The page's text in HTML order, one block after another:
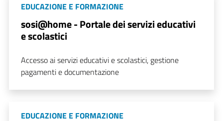
EDUCAZIONE E FORMAZIONE
sosi@home - Portale dei servizi educativi
e scolastici
Accesso ai servizi educativi e scolastici, gestione
pagamenti e documentazione
EDUCAZIONE E FORMAZIONE